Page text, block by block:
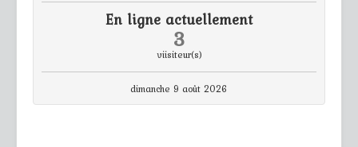
En ligne actuellement
3
viisiteur(s)
dimanche 9 août 2026